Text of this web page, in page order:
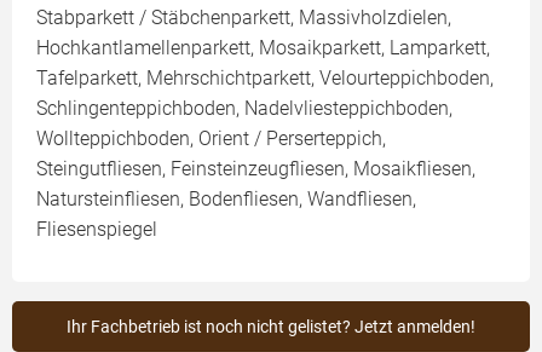
Stabparkett / Stäbchenparkett, Massivholzdielen,
Hochkantlamellenparkett, Mosaikparkett, Lamparkett,
Tafelparkett, Mehrschichtparkett, Velourteppichboden,
Schlingenteppichboden, Nadelvliesteppichboden,
Wollteppichboden, Orient / Perserteppich,
Steingutfliesen, Feinsteinzeugfliesen, Mosaikfliesen,
Natursteinfliesen, Bodenfliesen, Wandfliesen,
Fliesenspiegel
Ihr Fachbetrieb ist noch nicht gelistet? Jetzt anmelden!